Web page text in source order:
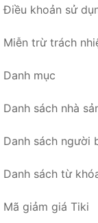
Điều khoản sử
Miễn trừ trách
Danh mục
Danh sách nhà
Danh sách người
Danh sách từ
Mã giảm giá Tiki